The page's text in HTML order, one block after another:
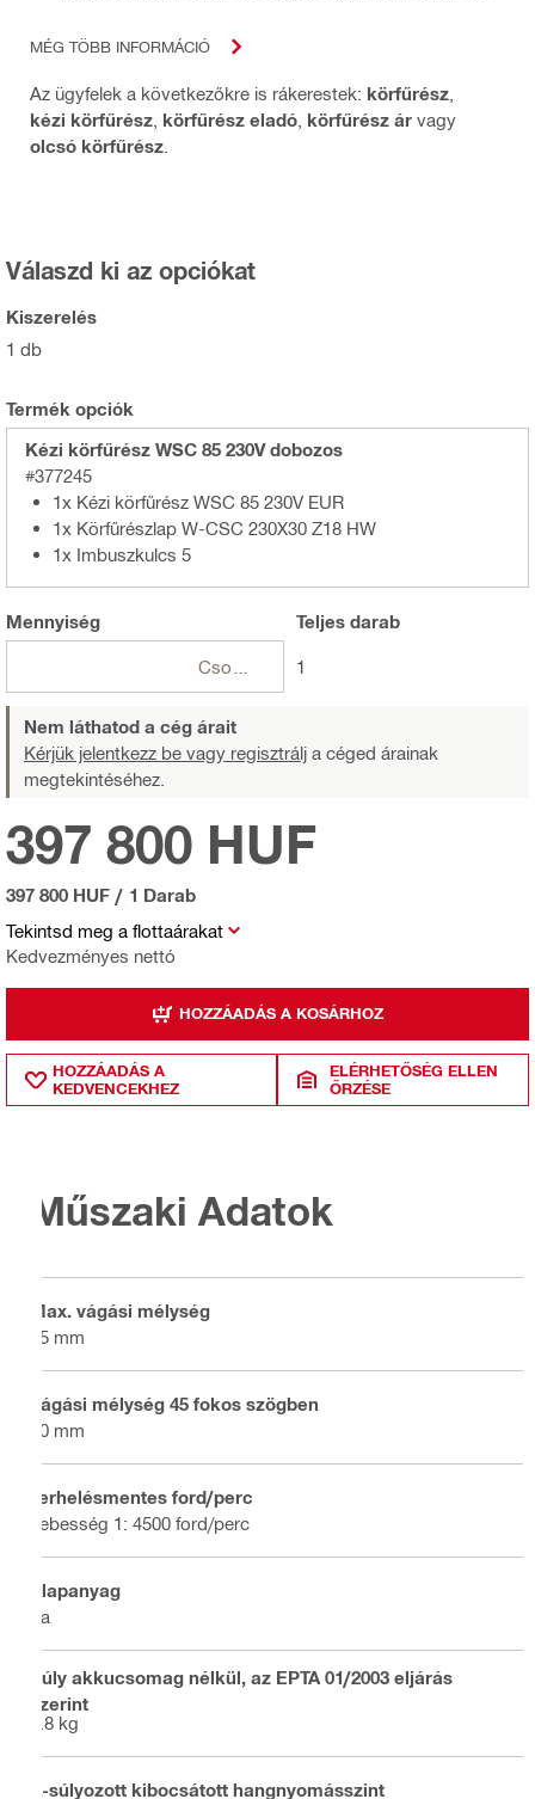
MÉG TÖBB INFORMÁCIÓ
Az ügyfelek a következőkre is rákerestek: körfűrész
kézi körfűrész körfűrész eladó körfűrész ár vagy
olcsó körfűrész
Válaszd ki az opciókat
Kiszerelés
1 db
Termék opciók
Kézi körfűrész WSC 85 230V dobozos
#377245
1x Kézi körfűrész WSC 85 230V EUR
1x Körfűrészlap W-CSC 230X30 Z18 HW
1x Imbuszkulcs 5
Mennyiség Teljesdarab
1
Nem láthatod a cég árait
Kérjük jelentkezz be vagy regisztrálj a céged árainak
megtekintéséhez.
Tekintsd meg a flottaárakat
Kedvezményes nettó
397 800 HUF
397 800 HUF / 1 Darab
HOZZÁADÁS A KOSÁRHOZ
HOZZÁADÁS A
KEDVENCEKHEZ
ELÉRHETŐSÉG ELLEN
ŐRZÉSE
Műszaki Adatok
Max. vágási mélység
85 mm
Vágási mélység 45 fokos szögben
60 mm
Terhelésmentes ford/perc
sebesség 1: 4500 ford/perc
Alapanyag
Fa
Súly akkucsomag nélkül, az EPTA 01/2003 eljárás
szerint
7.8 kg
A-súlyozott kibocsátott hangnyomásszint